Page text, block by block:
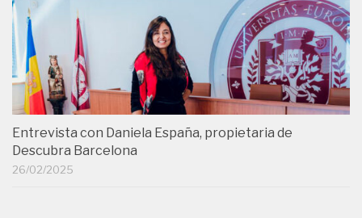
Entrevista con Daniela España, propietaria de
Descubra Barcelona
26/02/2025